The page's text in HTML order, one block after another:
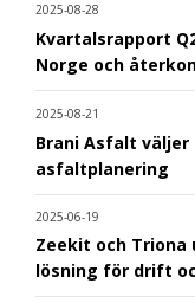
2025-08-28
Kvartalsrapport
Norge och
2025-08-21
Brani Asfalt
asfaltplanering
2025-06-19
Zeekit och
lösning för drift